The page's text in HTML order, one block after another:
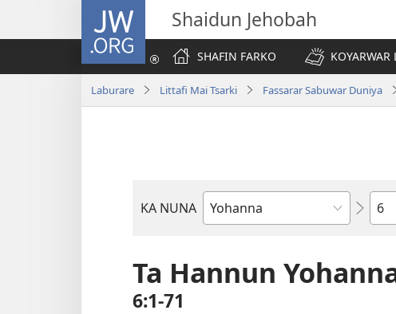
JW.ORG Shaidun Jehobah
SHAFIN FARKO
Laburare Littafi Mai Tsarki Fassarar Sabuwar Duniya
KA NUNA
Littattafan
Tsarki
Babi
Ta Hannun
6:1-71